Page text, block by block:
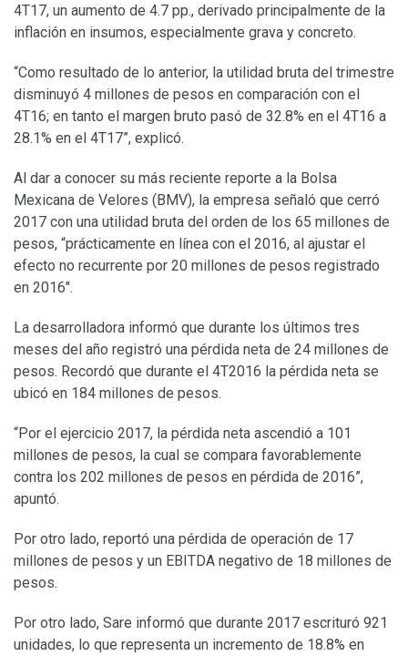
4T17, un aumento de 4.7 pp., derivado principalmente de la
inflación en insumos, especialmente grava y concreto.
“Como resultado de lo anterior, la utilidad bruta del trimestre
disminuyó 4 millones de pesos en comparación con el
4T16; en tanto el margen bruto pasó de 32.8% en el 4T16 a
28.1% en el 4T17”, explicó.
Al dar a conocer su más reciente reporte a la Bolsa
Mexicana de Velores (BMV), la empresa señaló que cerró
2017 con una utilidad bruta del orden de los 65 millones de
pesos, “prácticamente en línea con el 2016, al ajustar el
efecto no recurrente por 20 millones de pesos registrado
en 2016″.
La desarrolladora informó que durante los últimos tres
meses del año registró una pérdida neta de 24 millones de
pesos. Recordó que durante el 4T2016 la pérdida neta se
ubicó en 184 millones de pesos.
“Por el ejercicio 2017, la pérdida neta ascendió a 101
millones de pesos, la cual se compara favorablemente
contra los 202 millones de pesos en pérdida de 2016”,
apuntó.
Por otro lado, reportó una pérdida de operación de 17
millones de pesos y un EBITDA negativo de 18 millones de
pesos.
Por otro lado, Sare informó que durante 2017 escrituró 921
unidades, lo que representa un incremento de 18.8% en